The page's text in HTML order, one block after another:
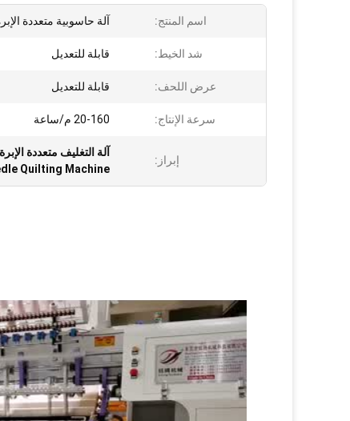
اسم المنتج: آلة حاسوبية متعددة
شد الخيط: قابلة للتعديل
عرض اللحف: قابلة للتعديل
سرعة الإنتاج: 20-160 م/ساعة
إبراز:
آلة التغليف متعددة الإبرة
Quilting Machine